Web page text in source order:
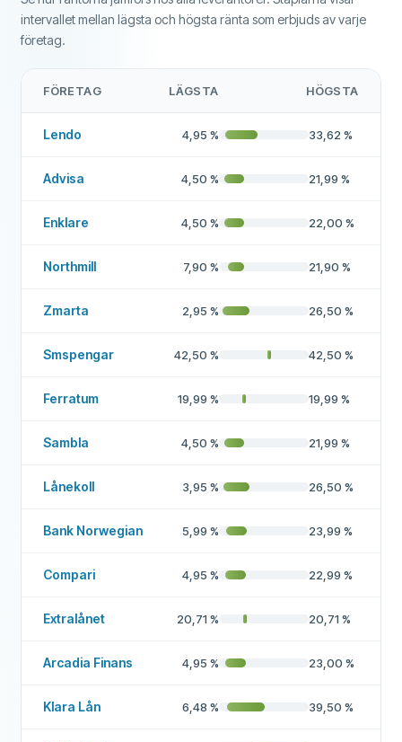
FÖRETAG LÄGSTA HÖGSTA
Lendo 4,95 % 33,62 %
Advisa 4,50 % 21,99 %
Enklare 4,50 % 22,00 %
Northmill 7,90 % 21,90 %
Zmarta 2,95 % 26,50 %
Smspengar 42,50 % 42,50 %
Ferratum 19,99 % 19,99 %
Sambla 4,50 % 21,99 %
Lånekoll 3,95 % 26,50 %
Bank Norwegian 5,99 % 23,99 %
Compari 4,95 % 22,99 %
Extralånet 20,71 % 20,71 %
Arcadia Finans 4,95 % 23,00 %
Klara Lån 6,48 % 39,50 %
intervallet mellan lägsta och högsta ränta som erbjuds av varje
företag.